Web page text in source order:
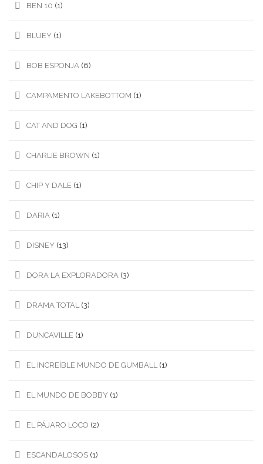
BEN 10 (1)
BLUEY (1)
BOB ESPONJA (6)
CAMPAMENTO LAKEBOTTOM (1)
CAT AND DOG (1)
CHARLIE BROWN (1)
CHIP Y DALE (1)
DARIA (1)
DISNEY (13)
DORA LA EXPLORADORA (3)
DRAMA TOTAL (3)
DUNCAVILLE (1)
EL INCREÍBLE MUNDO DE GUMBALL (1)
EL MUNDO DE BOBBY (1)
EL PÁJARO LOCO (2)
ESCANDALOSOS (1)